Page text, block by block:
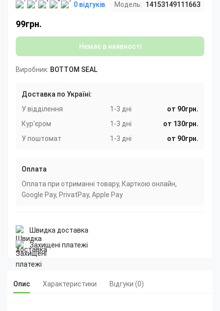
0 відгуків Модель: 14153149111663
99грн.
Немає в наявності
Виробник: BOTTOM SEAL
Доставка по Україні:
У відділення
1-3 дні
от 90грн.
Кур'єром
1-3 дні
от 130грн.
У поштомат
1-3 дні от 90грн.
Оплата
Оплата при отриманні товару, Карткою онлайн,
Google Pay, PrivatPay, Apple Pay
Швидка доставка
Захищені платежі
Опис Характеристики Відгуки (0)